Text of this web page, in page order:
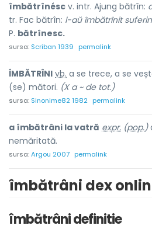
îmbătrînésc v. intr. Ajung bătrîn:
tr. Fac bătrîn: l-aŭ îmbătrînit
P. bătrînesc.
sursa: Scriban 1939 permalink
ÎMBĂTRÎNI vb. a se trece, a se
(se) mători. (X a ~ de tot.)
sursa: Sinonime82 1982 permalink
a îmbătrâni la vatră expr. (pop.)
nemăritată.
sursa:Argou 2007 permalink
îmbătrâni dex
îmbătrâni definitie